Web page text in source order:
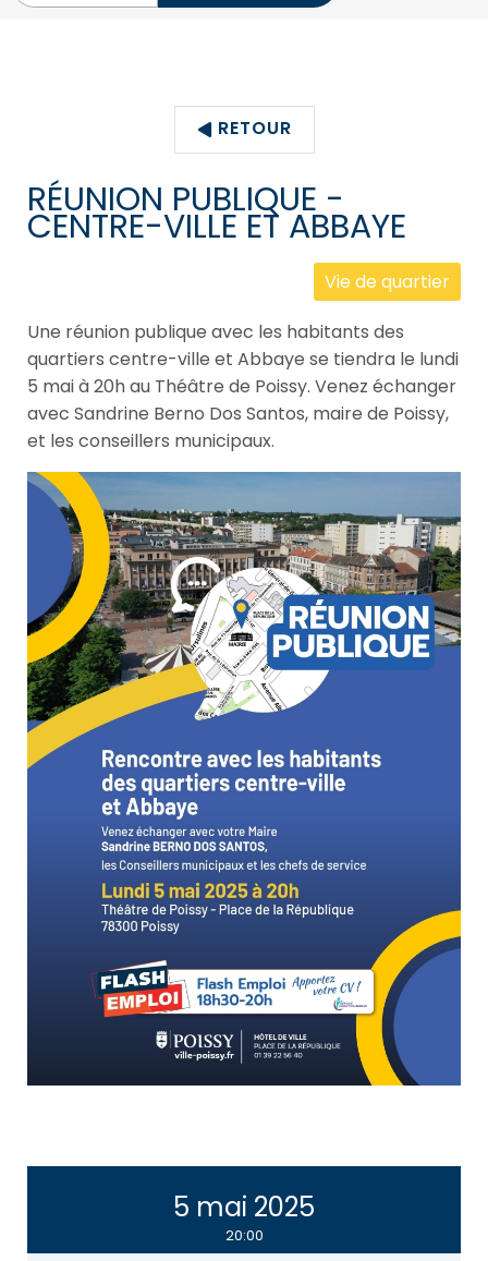
e
RETOUR
5 mai 2025
20:00
RÉUNION PUBLIQUE -
CENTRE-VILLE ET ABBAYE
Vie de quartier
Une réunion publique avec les habitants des
quartiers centre-ville et Abbaye se tiendra le lundi
5 mai à 20h au Théâtre de Poissy. Venez échanger
avec Sandrine Berno Dos Santos, maire de Poissy,
et les conseillers municipaux.